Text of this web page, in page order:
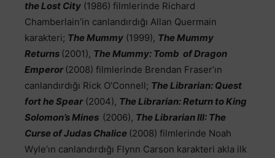
the Lost City (1986) filmlerinde Richard
Chamberlain’in canlandırdığı Allan Quermain
karakteri; The Mummy (1999), The Mummy
Returns (2001), The Mummy: Tomb of Dragon
Emperor(2008) filmlerinde Brendan Fraser’ın
canlandırdığı Rick O’Connell; The Librarian: Quest
fort he Spear(2004), The Librarian: Return to King
Solomon’s Mines (2006), The Librarian III: The
Curse of Judas Chalice (2008) filmlerinde Noah
Wyle’ın canlandırdığı Flynn Carson karakteri akla ilk